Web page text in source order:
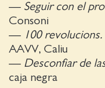
— Seguir con el
Consoni
— 100
AAVV, Caliu
— Desconfiar de
caja negra